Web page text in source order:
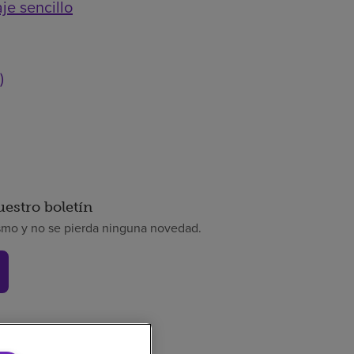
sencillo
boletín
y no se pierda ninguna novedad.